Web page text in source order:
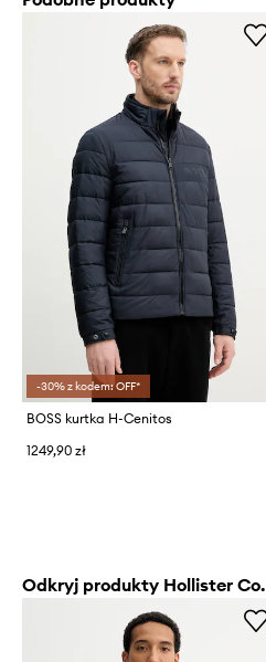
-30% z kodem: OFF*
BOSS kurtka H-Cenitos
1249,90 zł
Odkryj produkty Hollister Co.